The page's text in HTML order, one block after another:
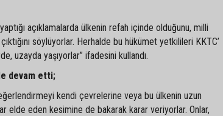
açıklamalarda ülkenin refah içinde olduğunu, milli
söylüyorlar. Herhalde bu hükümet yetkilileri KKTC’
uzayda yaşıyorlar” ifadesini kullandı.
devam etti;
kendi çevrelerine veya bu ülkenin uzun
elde eden kesimine de bakarak karar veriyorlar. Onlar,